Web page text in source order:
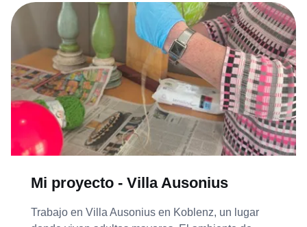
Mi proyecto - Villa Ausonius
Trabajo en Villa Ausonius en Koblenz, un lugar